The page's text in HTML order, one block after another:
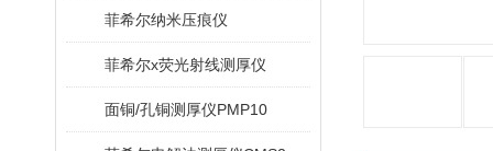
菲希尔纳米压痕仪
菲希尔x荧光射线测厚仪
面铜/孔铜测厚仪PMP10